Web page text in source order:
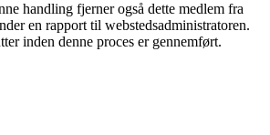
handling fjerner også dette medlem fra
en rapport til webstedsadministratoren.
inden denne proces er gennemført.